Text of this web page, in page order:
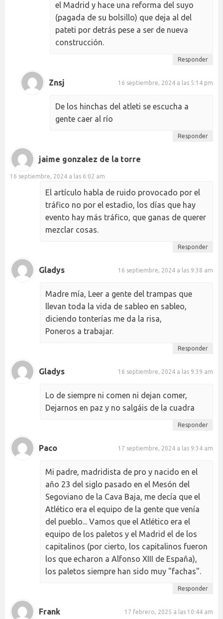
el Madrid y hace una reforma del suyo
(pagada de su bolsillo) que deja al del
pateti por detrás pese a ser de nueva
construcción.
Responder
Znsj 16 septiembre, 2024 a las 5:14 pm
De los hinchas del atleti se escucha a
gente caer al río
Responder
jaime gonzalez de la torre
16 septiembre, 2024 a las 6:02 am
El artículo habla de ruido provocado por el
tráfico no por el estadio, los días que hay
evento hay más tráfico, que ganas de querer
mezclar cosas.
Responder
Gladys 16 septiembre, 2024 a las 9:38 am
Madre mía, Leer a gente del trampas que
llevan toda la vida de sableo en sableo,
diciendo tonterías me da la risa,
Poneros a trabajar.
Responder
Gladys 16 septiembre, 2024 a las 9:39 am
Lo de siempre ni comen ni dejan comer,
Dejarnos en paz y no salgáis de la cuadra
Responder
Paco 17 septiembre, 2024 a las 9:34 am
Mi padre, madridista de pro y nacido en el
año 23 del siglo pasado en el Mesón del
Segoviano de la Cava Baja, me decía que el
Atlético era el equipo de la gente que venía
del pueblo... Vamos que el Atlético era el
equipo de los paletos y el Madrid el de los
capitalinos (por cierto, los capitalinos fueron
los que echaron a Alfonso XIII de España),
los paletos siempre han sido muy "fachas".
Responder
Frank 17 febrero, 2025 a las 10:44 am